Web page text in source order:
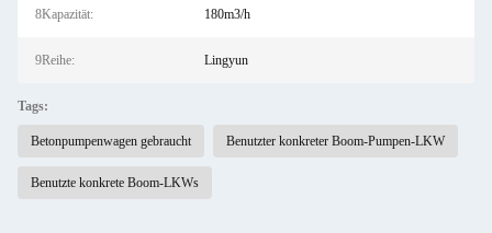
8Kapazität: 180m3/h
9Reihe: Lingyun
Tags:
Betonpumpenwagen gebraucht Benutzter konkreter Boom-Pumpen-LKW
Benutzte konkrete Boom-LKWs